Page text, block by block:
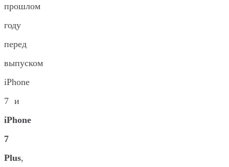
прошлом
году
перед
выпуском
iPhone
7 и
iPhone
7
Plus,